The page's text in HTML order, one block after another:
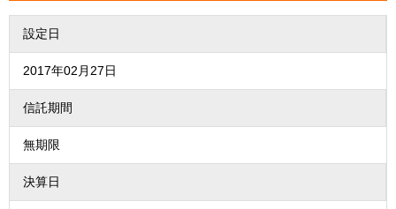
設定日
2017年02月27日
信託期間
無期限
決算日